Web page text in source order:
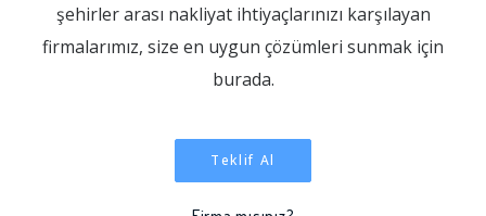
şehirler arası nakliyat ihtiyaçlarınızı karşılayan
firmalarımız, size en uygun çözümleri sunmak için
burada.
Teklif Al